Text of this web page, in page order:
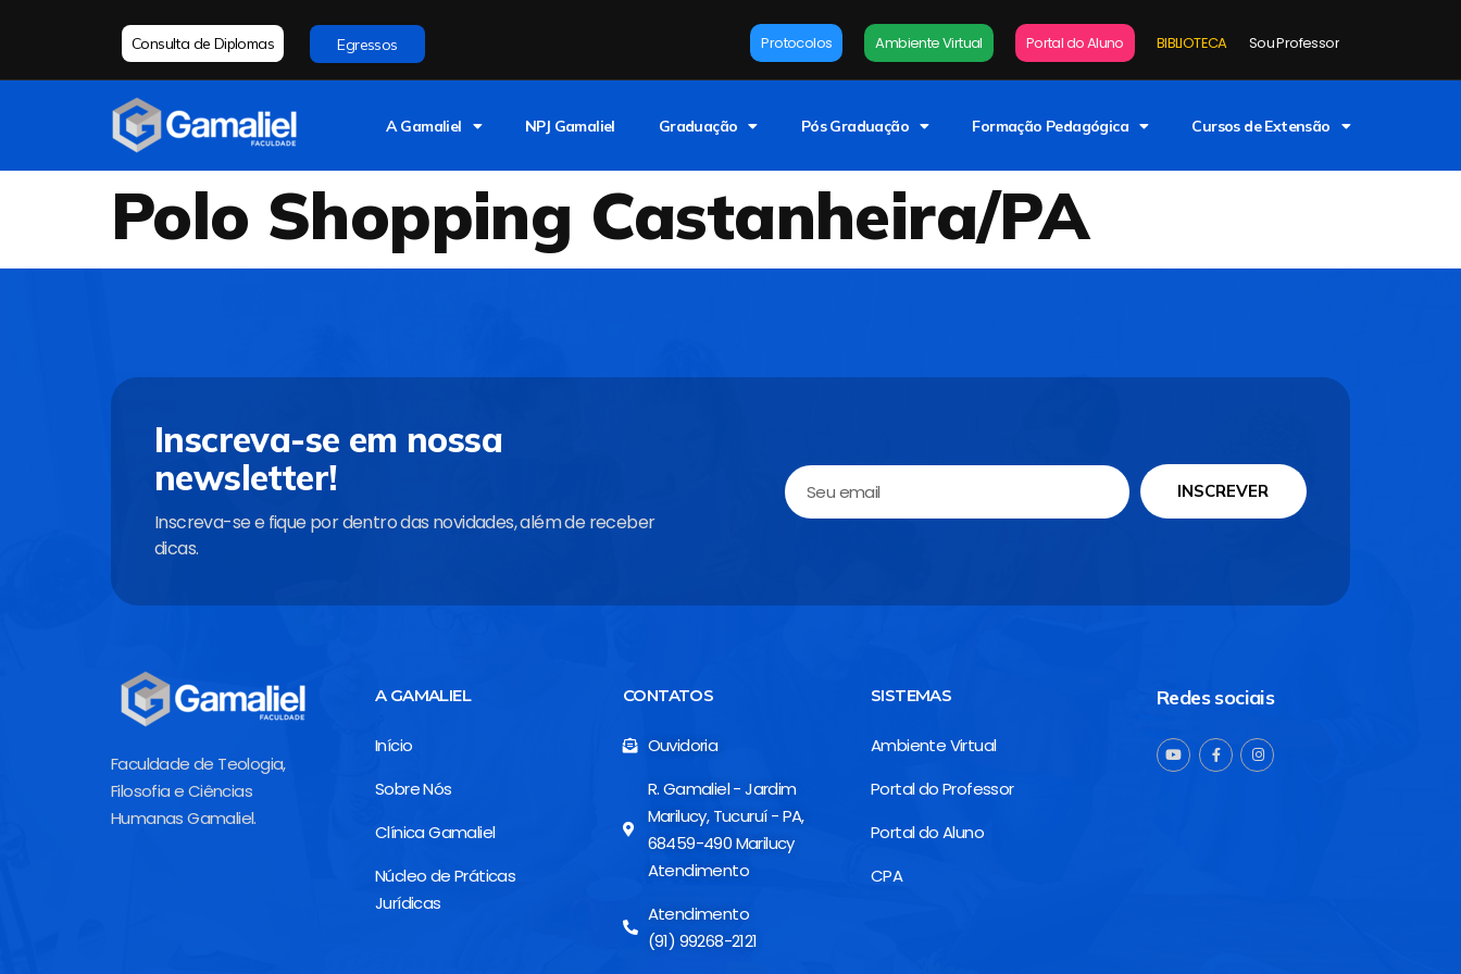
Consulta de Diplomas Egressos Protocolos Ambiente Virtual Portal do Aluno BIBLIOTECA Sou Professor
A Gamaliel NPJ Gamaliel Graduação Pós Graduação Formação Pedagógica Cursos de Extensão
Polo Shopping Castanheira/PA
Inscreva-se em nossa
newsletter!
Inscreva-se e fique por dentro das novidades, além de receber
dicas.
INSCREVER
Faculdade de Teologia,
Filosofia e Ciências
Humanas Gamaliel.
A GAMALIEL
Início
Sobre Nós
Clínica Gamaliel
Núcleo de Práticas
Jurídicas
CONTATOS
Ouvidoria
R. Gamaliel - Jardim
Marilucy, Tucuruí - PA,
68459-490 Marilucy
Atendimento
Atendimento
(91) 99268-2121
SISTEMAS
Ambiente Virtual
Portal do Professor
Portal do Aluno
CPA
Redes sociais